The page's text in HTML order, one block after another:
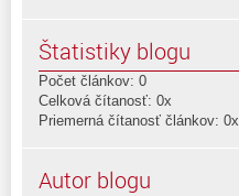
Štatistiky blogu
Počet článkov: 0
Celková čítanosť: 0x
Priemerná čítanosť článkov: 0x
Autor blogu